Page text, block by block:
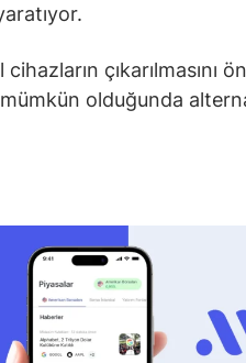
çıkarılmasını
mümkün olduğunda